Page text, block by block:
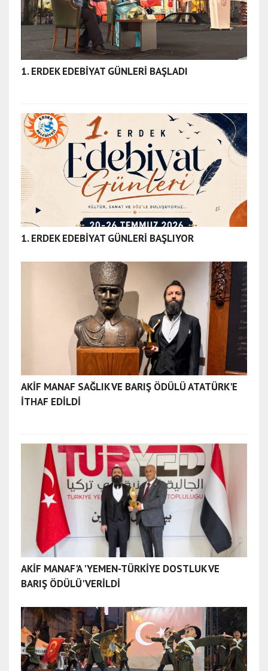
1. ERDEK EDEBİYAT GÜNLERİ BAŞLADI
1. ERDEK EDEBİYAT GÜNLERİ BAŞLIYOR
AKİF MANAF SAĞLIK VE BARIŞ ÖDÜLÜ ATATÜRK'E
İTHAF EDİLDİ
AKİF MANAF'A 'YEMEN-TÜRKİYE DOSTLUK VE
BARIŞ ÖDÜLÜ' VERİLDİ